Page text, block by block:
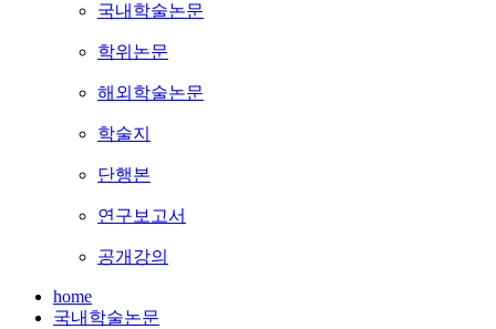
국내학술논문
학위논문
해외학술논문
학술지
단행본
연구보고서
공개강의
home
국내학술논문